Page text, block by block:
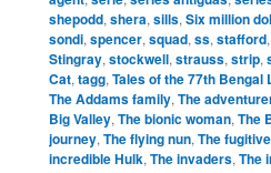
shepodd, shera, sills, Six million
sondi, spencer, squad, ss, stafford,
Stingray, stockwell, strauss, strip,
Cat, tagg, Tales of the 77th Bengal
The Addams family, The
Big Valley, The bionic woman, The
journey, The flying nun, The fugitive
incredible Hulk, The invaders, The